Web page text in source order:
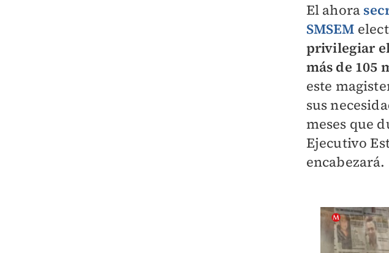
El ahora s
SMSEM
privilegiar
más de 105
este
sus
meses que
Ejecutivo
encabezará.